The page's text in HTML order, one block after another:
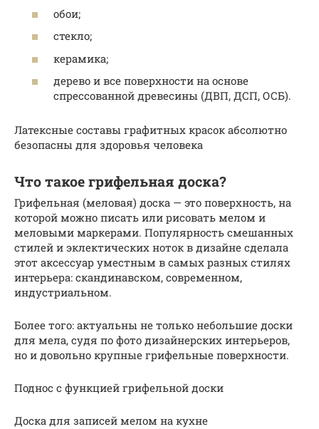
обои;
стекло;
керамика;
дерево и все поверхности на основе
спрессованной древесины (ДВП, ДСП, ОСБ).
Латексные составы графитных красок абсолютно
безопасны для здоровья человека
Что такое грифельная доска?
Грифельная (меловая) доска — это поверхность, на
которой можно писать или рисовать мелом и
меловыми маркерами. Популярность смешанных
стилей и эклектических ноток в дизайне сделала
этот аксессуар уместным в самых разных стилях
интерьера: скандинавском, современном,
индустриальном.
Более того: актуальны не только небольшие доски
для мела, судя по фото дизайнерских интерьеров,
но и довольно крупные грифельные поверхности.
Поднос с функцией грифельной доски
Доска для записей мелом на кухне